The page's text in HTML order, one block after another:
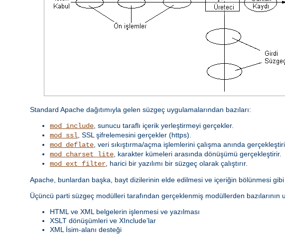
Standard Apache dağıtımıyla gelen süzgeç uygulamalarından bazıları:
mod_include , sunucu taraflı içerik yerleştirmeyi gerçekler.
mod_ssl , SSL şifrelemesini gerçekler (https).
mod_deflate , veri sıkıştırma/açma işlemlerini çalışma anında
mod_charset_lite , karakter kümeleri arasında dönüşümü gerçekleştirir.
mod_ext_filter , harici bir yazılımı bir süzgeç olarak çalıştırır.
Apache, bunlardan başka, bayt dizilerinin elde edilmesi ve içeriğin bölünmesi
Üçüncü parti süzgeç modülleri tarafından gerçeklenmiş modüllerden bazılarının
HTML ve XML belgelerin işlenmesi ve yazılması
XSLT dönüşümleri ve XInclude’lar
XML İsim-alanı desteği